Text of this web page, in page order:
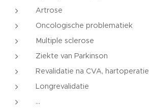
Artrose
Oncologische problematiek
Multiple sclerose
Ziekte van Parkinson
Revalidatie na CVA, hartoperatie
Longrevalidatie
...